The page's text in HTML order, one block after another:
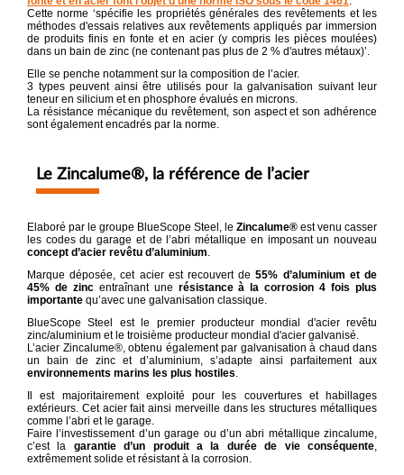
Cette norme ‘spécifie les propriétés générales des revêtements et les
méthodes d'essais relatives aux revêtements appliqués par immersion
de produits finis en fonte et en acier (y compris les pièces moulées)
dans un bain de zinc (ne contenant pas plus de 2 % d'autres métaux)’.
Elle se penche notamment sur la composition de l’acier.
3 types peuvent ainsi être utilisés pour la galvanisation suivant leur
teneur en silicium et en phosphore évalués en microns.
La résistance mécanique du revêtement, son aspect et son adhérence
sont également encadrés par la norme.
Le Zincalume®, la référence de l’acier
Elaboré par le groupe BlueScope Steel, le Zincalume® est venu casser
les codes du garage et de l’abri métallique en imposant un nouveau
concept d’acier revêtu d’aluminium
Marque déposée, cet acier est recouvert de55% d’aluminium et de
45% de zincentraînant une résistance à la corrosion 4 fois plus
importante qu’avec une galvanisation classique.
BlueScope Steel est le premier producteur mondial d'acier revêtu
zinc/aluminium et le troisième producteur mondial d'acier galvanisé.
L’acier Zincalume®, obtenu également par galvanisation à chaud dans
un bain de zinc et d’aluminium, s’adapte ainsi parfaitement aux
environnements marins les plus hostiles
Il est majoritairement exploité pour les couvertures et habillages
extérieurs. Cet acier fait ainsi merveille dans les structures métalliques
comme l’abri et le garage.
Faire l’investissement d’un garage ou d’un abri métallique zincalume,
c’est la garantie d’un produit a la durée de vie conséquente
extrêmement solide et résistant à la corrosion.